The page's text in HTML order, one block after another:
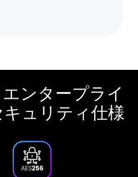
ンタープライ
ュリティ仕様